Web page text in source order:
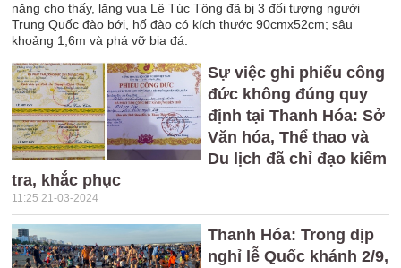
năng cho thấy, lăng vua Lê Túc Tông đã bị 3 đối tượng người
Trung Quốc đào bới, hố đào có kích thước 90cmx52cm; sâu
khoảng 1,6m và phá vỡ bia đá.
Sự việc ghi phiếu công
đức không đúng quy
định tại Thanh Hóa: Sở
Văn hóa, Thể thao và
Du lịch đã chỉ đạo kiểm
tra, khắc phục
11:25 21-03-2024
Thanh Hóa: Trong dịp
nghỉ lễ Quốc khánh 2/9,